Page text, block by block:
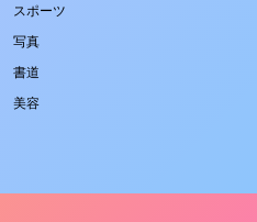
スポーツ
写真
書道
美容